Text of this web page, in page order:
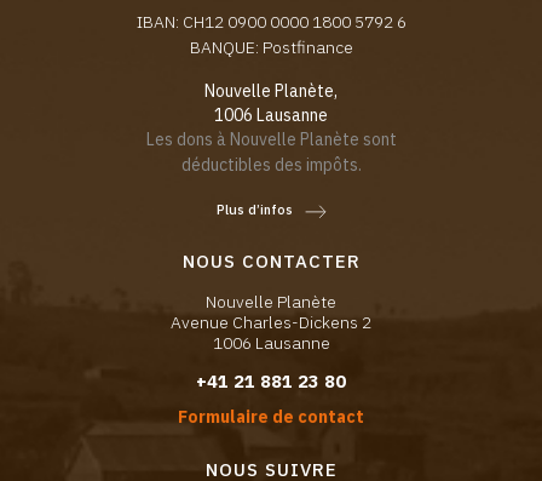
IBAN: CH12 0900 0000 1800 5792 6
BANQUE: Postfinance
Nouvelle Planète,
1006 Lausanne
Les dons à Nouvelle Planète sont
déductibles des impôts.
Plus d’infos
NOUS CONTACTER
Nouvelle Planète
Avenue Charles-Dickens 2
1006 Lausanne
+41 21 881 23 80
Formulaire de contact
NOUS SUIVRE